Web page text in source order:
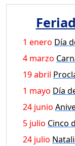
1 enero Día
4 marzo
19 abril
1 mayo Día
24 junio
5 julio Cinco
24 julio